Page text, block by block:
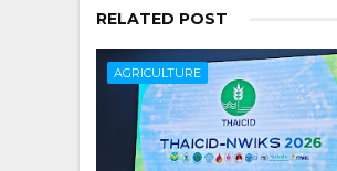
RELATED POST
AGRICULTURE